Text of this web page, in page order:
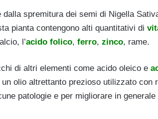
dalla spremitura dei semi di Nigella
pianta contengono alti quantitativi di
l’acido folico, ferro, zinco, rame.
di altri elementi come acido oleico e
olio altrettanto prezioso utilizzato con
patologie e per migliorare in